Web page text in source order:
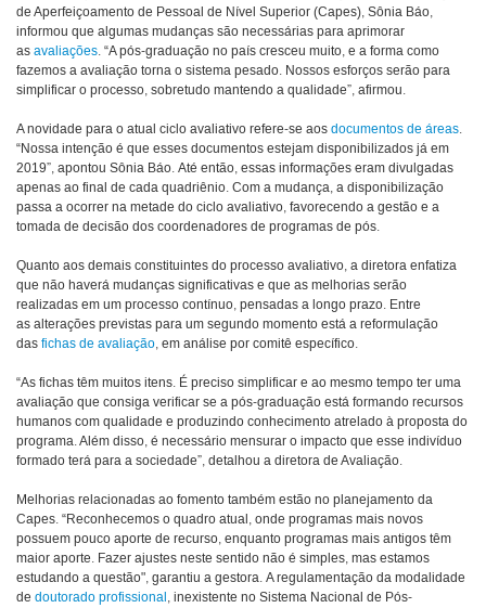
de Aperfeiçoamento de Pessoal de Nível Superior (Capes), Sônia Báo,
informou que algumas mudanças são necessárias para aprimorar
as avaliações. “A pós-graduação no país cresceu muito, e a forma como
fazemos a avaliação torna o sistema pesado. Nossos esforços serão para
simplificar o processo, sobretudo mantendo a qualidade”, afirmou.
A novidade para o atual ciclo avaliativo refere-se aos documentos de áreas.
“Nossa intenção é que esses documentos estejam disponibilizados já em
2019”, apontou Sônia Báo. Até então, essas informações eram divulgadas
apenas ao final de cada quadriênio. Com a mudança, a disponibilização
passa a ocorrer na metade do ciclo avaliativo, favorecendo a gestão e a
tomada de decisão dos coordenadores de programas de pós.
Quanto aos demais constituintes do processo avaliativo, a diretora enfatiza
que não haverá mudanças significativas e que as melhorias serão
realizadas em um processo contínuo, pensadas a longo prazo. Entre
as alterações previstas para um segundo momento está a reformulação
das fichas de avaliação, em análise por comitê específico.
“As fichas têm muitos itens. É preciso simplificar e ao mesmo tempo ter uma
avaliação que consiga verificar se a pós-graduação está formando recursos
humanos com qualidade e produzindo conhecimento atrelado à proposta do
programa. Além disso, é necessário mensurar o impacto que esse indivíduo
formado terá para a sociedade”, detalhou a diretora de Avaliação.
Melhorias relacionadas ao fomento também estão no planejamento da
Capes. “Reconhecemos o quadro atual, onde programas mais novos
possuem pouco aporte de recurso, enquanto programas mais antigos têm
maior aporte. Fazer ajustes neste sentido não é simples, mas estamos
estudando a questão", garantiu a gestora. A regulamentação da modalidade
de doutorado profissional, inexistente no Sistema Nacional de Pós-